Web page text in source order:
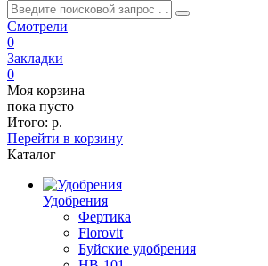
Смотрели
0
Закладки
0
Моя корзина
пока пусто
Итого: р.
Перейти в корзину
Каталог
Удобрения
Фертика
Florovit
Буйские удобрения